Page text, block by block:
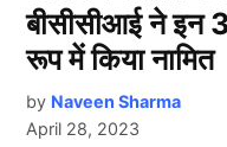
बीसीसीआई ने इन
रूप में किया नामित
by Naveen Sharma
April 28, 2023